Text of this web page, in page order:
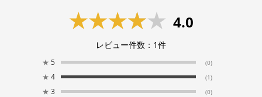
4.0
レビュー件数： 1件
★ 5 (0)
★ 4 (1)
★ 3 (0)